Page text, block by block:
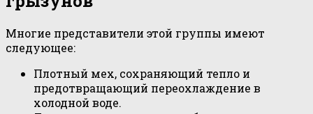
Многие представители этой группы имеют
следующее:
Плотный мех, сохраняющий тепло и
предотвращающий переохлаждение в
холодной воде.